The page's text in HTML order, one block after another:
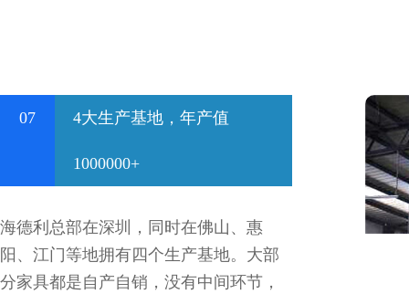
07 4大生产基地，年产值
1000000+
海德利总部在深圳，同时在佛山、惠
阳、江门等地拥有四个生产基地。大部
分家具都是自产自销，没有中间环节，